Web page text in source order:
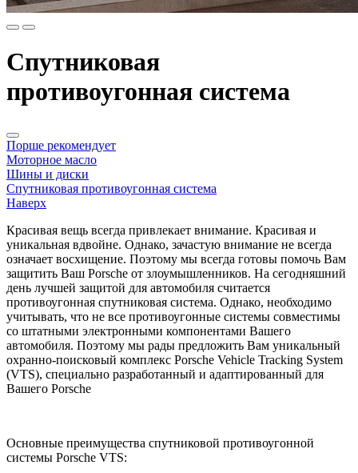
Спутниковая
противоугонная система
Порше рекомендует
Моторное масло
Шины и диски
Спутниковая противоугонная система
Наверх
Красивая вещь всегда привлекает внимание. Красивая и
уникальная вдвойне. Однако, зачастую внимание не всегда
означает восхищение. Поэтому мы всегда готовы помочь Вам
защитить Ваш Porsche от злоумышленников. На сегодняшний
день лучшей защитой для автомобиля считается
противоугонная спутниковая система. Однако, необходимо
учитывать, что не все противоугонные системы совместимы
со штатными электронными компонентами Вашего
автомобиля. Поэтому мы рады предложить Вам уникальный
охранно-поисковый комплекс Porsche Vehicle Tracking System
(VTS), специально разработанный и адаптированный для
Вашего Porsche
Основные преимущества спутниковой противоугонной
системы Porsche VTS: